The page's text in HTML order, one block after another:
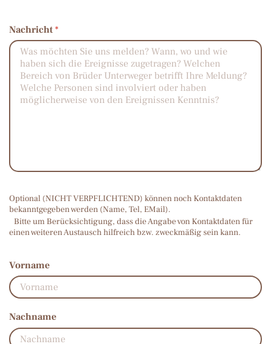
Nachricht*
Optional (NICHT VERPFLICHTEND) können noch Kontaktdaten
bekanntgegeben werden (Name, Tel, EMail).
Bitte um Berücksichtigung, dass die Angabe von Kontaktdaten für
einen weiteren Austausch hilfreich bzw. zweckmäßig sein kann.
Vorname
Nachname